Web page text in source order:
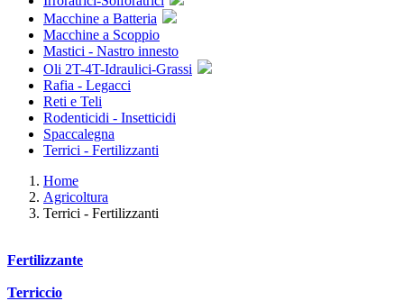
Macchine a Batteria
Macchine a Scoppio
Mastici - Nastro innesto
Oli 2T-4T-Idraulici-Grassi
Rafia - Legacci
Reti e Teli
Rodenticidi - Insetticidi
Spaccalegna
Terrici - Fertilizzanti
Home
Agricoltura
Terrici - Fertilizzanti
Fertilizzante
Terriccio